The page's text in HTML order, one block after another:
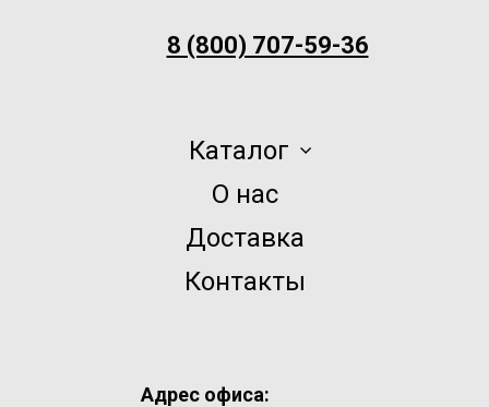
8 (800) 707-59-36
Каталог
О нас
Доставка
Контакты
Адрес офиса: